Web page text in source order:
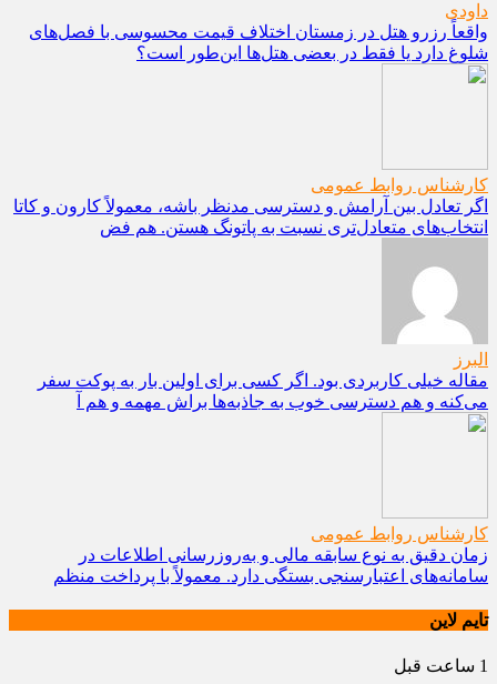
داودی
واقعاً رزرو هتل در زمستان اختلاف قیمت محسوسی با فصل‌های
شلوغ دارد یا فقط در بعضی هتل‌ها این‌طور است؟
کارشناس روابط عمومی
اگر تعادل بین آرامش و دسترسی مدنظر باشه، معمولاً کارون و کاتا
انتخاب‌های متعادل‌تری نسبت به پاتونگ هستن. هم فض
البرز
مقاله خیلی کاربردی بود. اگر کسی برای اولین بار به پوکت سفر
می‌کنه و هم دسترسی خوب به جاذبه‌ها براش مهمه و هم آ
کارشناس روابط عمومی
زمان دقیق به نوع سابقه مالی و به‌روزرسانی اطلاعات در
سامانه‌های اعتبارسنجی بستگی دارد. معمولاً با پرداخت منظم
تایم لاین
1 ساعت قبل